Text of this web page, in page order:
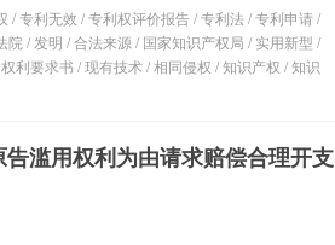
/专利无效 /专利权评价报告/专利法 /专利申请/
院 / 发明 /合法来源 / 国家知识产权局 / 实用新型 /
权利要求书 /现有技术/相同侵权 /知识产权 /知识
告滥用权利为由请求赔偿合理开支